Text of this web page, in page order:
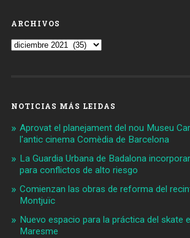
ARCHIVOS
Archivos
NOTICIAS MÁS LEIDAS
Aprovat el planejament del nou Museu
l'antic cinema Comèdia de Barcelona
La Guardia Urbana de Badalona
para conflictos de alto riesgo
Comienzan las obras de reforma del
Montjuïc
Nuevo espacio para la práctica del skate
Maresme